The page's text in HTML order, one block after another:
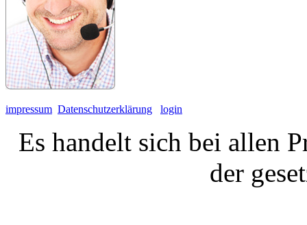
impressum Datenschutzerklärung login
Es handelt sich bei allen
der